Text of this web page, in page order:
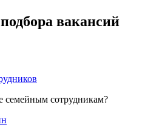
вакансий
семейным сотрудникам?